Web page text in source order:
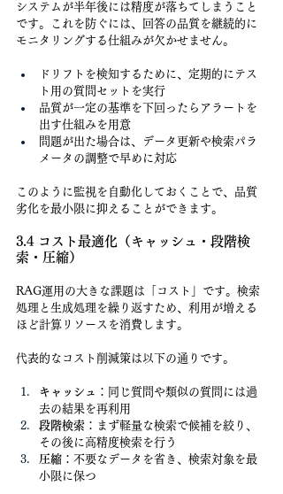
システムが半年後には精度が落ちてしまうこと
です。これを防ぐには、回答の品質を継続的に
モニタリングする仕組みが欠かせません。
ドリフトを検知するために、定期的にテス
ト用の質問セットを実行
品質が一定の基準を下回ったらアラートを
出す仕組みを用意
問題が出た場合は、データ更新や検索パラ
メータの調整で早めに対応
このように監視を自動化しておくことで、品質
劣化を最小限に抑えることができます。
3.4 コスト最適化（キャッシュ・段階検
索・圧縮）
RAG運用の大きな課題は「コスト」です。検索
処理と生成処理を繰り返すため、利用が増える
ほど計算リソースを消費します。
代表的なコスト削減策は以下の通りです。
キャッシュ ：同じ質問や類似の質問には過
去の結果を再利用
段階検索 ：まず軽量な検索で候補を絞り、
その後に高精度検索を行う
圧縮 ：不要なデータを省き、検索対象を最
小限に保つ